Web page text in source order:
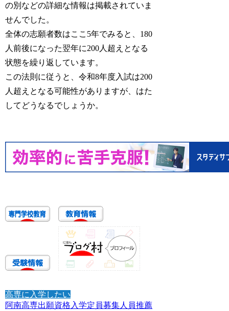
の別などの詳細な情報は掲載されていま
せんでした。
全体の志願者数はここ5年でみると、180
人前後になった翌年に200人超えとなる
状態を繰り返しています。
この法則に従うと、令和8年度入試は200
人超えとなる可能性がありますが、はた
してどうなるでしょうか。
高専に入学したい
阿南高専出願資格 入学定員募集人員推薦